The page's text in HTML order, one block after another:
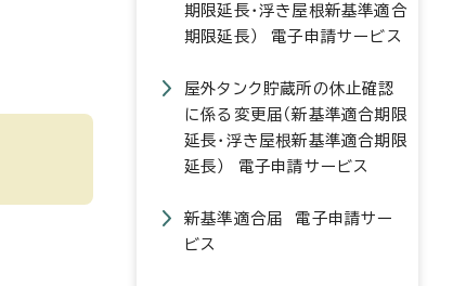
期限延長・浮き屋根新基準適合
期限延長） 電子申請サービス
屋外タンク貯蔵所の休止確認
に係る変更届（新基準適合期限
延長・浮き屋根新基準適合期限
延長） 電子申請サービス
新基準適合届 電子申請サー
ビス